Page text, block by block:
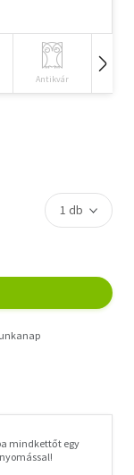
Antikvár
mindkettőt egy